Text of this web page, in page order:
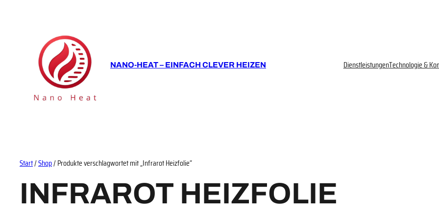
NANO-HEAT – EINFACH CLEVER HEIZEN DienstleistungenTechnologie &
Start/Shop/ Produkte verschlagwortet mit „Infrarot Heizfolie“
INFRAROT HEIZFOLIE